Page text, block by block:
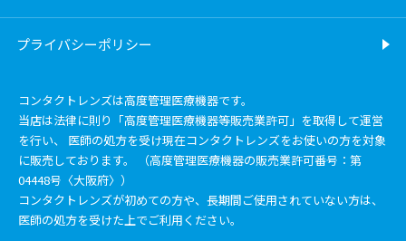
プライバシーポリシー
コンタクトレンズは高度管理医療機器です。
当店は法律に則り「高度管理医療機器等販売業許可」を取得して運営
を行い、 医師の処方を受け現在コンタクトレンズをお使いの方を対象
に販売しております。 （高度管理医療機器の販売業許可番号：第
04448号〈大阪府〉）
コンタクトレンズが初めての方や、長期間ご使用されていない方は、
医師の処方を受けた上でご利用ください。